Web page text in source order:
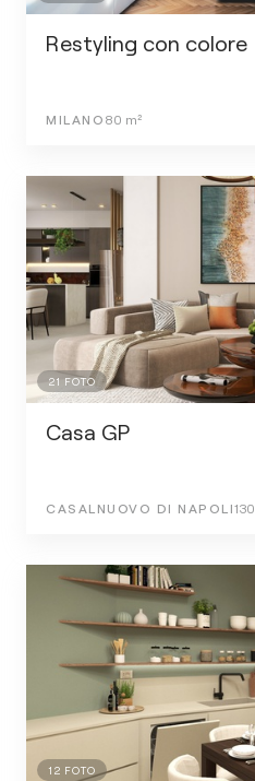
Restyling con colore
MILANO 80 m²
21 FOTO
Casa GP
CASALNUOVO DI NAPOLI130
12 FOTO